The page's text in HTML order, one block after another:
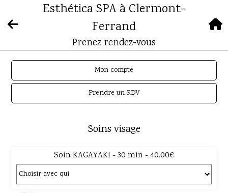
Esthética SPA à Clermont-
Ferrand
Prenez rendez-vous
Mon compte
Prendre un RDV
Soins visage
Soin KAGAYAKI - 30 min - 40.00€